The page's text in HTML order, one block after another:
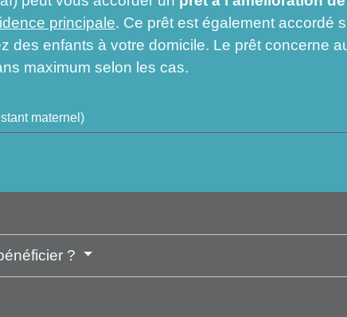
principale. Ce prêt est également accordé
des enfants à votre domicile. Le prêt concerne
maximum selon les cas.
maternel)
?